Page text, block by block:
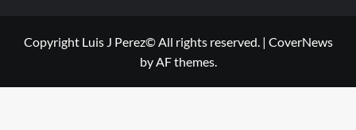
Copyright Luis J Perez© All rights reserved. | CoverNews
by AF themes.